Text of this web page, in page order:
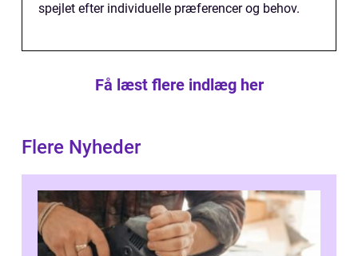
spejlet efter individuelle præferencer og behov.
Få læst flere indlæg her
Flere Nyheder